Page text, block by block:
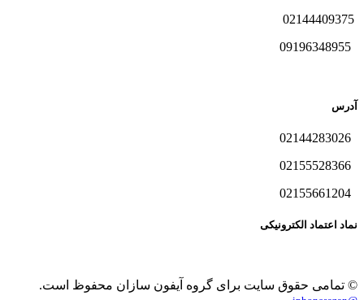
آدرس
نماد اعتماد الکترونیکی
© تمامی حقوق سایت برای گروه آیفون سازان محفوظ است.